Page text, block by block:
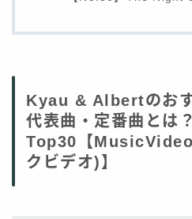
Kyau & Albertのお
代表曲・定番曲とは
Top30【
クビデオ)】